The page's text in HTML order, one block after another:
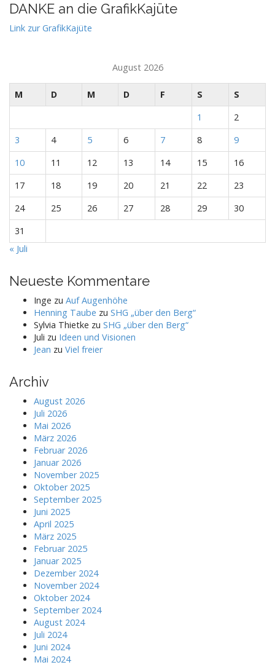
DANKE an die GrafikKajüte
Link zur GrafikKajüte
August 2026
M D M D F S
S
1
2
3
4 5 6 7 8
9
10
11 12 13 14 15
16
17
18 19 20 21 22
23
24
25 26 27 28 29
30
31
« Juli
Neueste Kommentare
Inge zu Auf Augenhöhe
Henning Taube zu SHG „über den Berg“
Sylvia Thietke zu SHG „über den Berg“
Juli zu Ideen und Visionen
Jean zu Viel freier
Archiv
August 2026
Juli 2026
Mai 2026
März 2026
Februar 2026
Januar 2026
November 2025
Oktober 2025
September 2025
Juni 2025
April 2025
März 2025
Februar 2025
Januar 2025
Dezember 2024
November 2024
Oktober 2024
September 2024
August 2024
Juli 2024
Juni 2024
Mai 2024